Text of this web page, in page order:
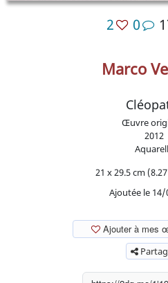
2 0
Marco
Œuvre
2012
21 x 29.5 cm
Ajoutée le
Ajouter à mes